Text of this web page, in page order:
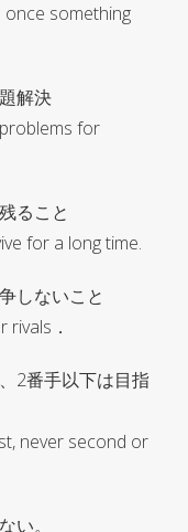
once something
解決
for
ること
for a long time.
しないこと
．
2番手以下は目指
never second or
い。